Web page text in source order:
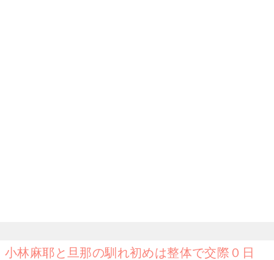
小林麻耶と旦那の馴れ初めは整体で交際０日